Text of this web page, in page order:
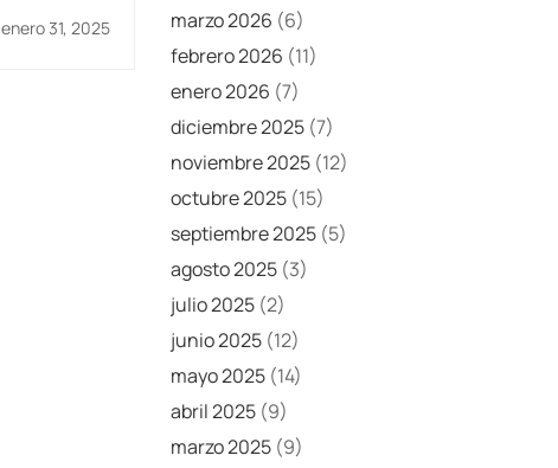
enero 31, 2025
marzo 2026 (6)
febrero 2026 (11)
enero 2026 (7)
diciembre 2025 (7)
noviembre 2025 (12)
octubre 2025 (15)
septiembre 2025 (5)
agosto 2025 (3)
julio 2025 (2)
junio 2025 (12)
mayo 2025 (14)
abril 2025 (9)
marzo 2025 (9)